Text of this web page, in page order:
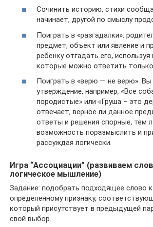
Сочинить историю, стихи
начинает, другой по смыслу
Поиграть в «разгадалки»:
предмет, объект или явление и
ребёнку отгадать его,
которые можно ответить только
Поиграть в «верю — не верю». Вы
утверждение, например, «Все
породистые» или «Груша – это
отвечает, верное ли данное
ответы и решения спорные, тем
возможность поразмыслить и
рассуждая логически.
Игра “Ассоциации” (развиваем
логическое мышление)
Задание: подобрать подходящее слово
определенному признаку,
который присутствует в предыдущей
свой выбор.